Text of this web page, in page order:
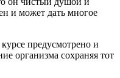
и может дать многое
предусмотрено и
организма сохраняя тот